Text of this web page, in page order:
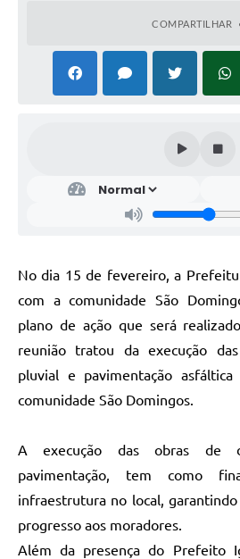
COMPARTILHAR
No dia 15 de fevereiro, a
com a comunidade São
plano de ação que será
reunião tratou da execução
pluvial e pavimentação
comunidade São Domingos.
A execução das obras de
pavimentação, tem como
infraestrutura no local,
progresso aos moradores.
Além da presença do Prefeito